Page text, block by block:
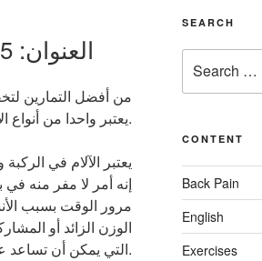
العنوان: 5 من أفضل التمارين لعلاج آلام الركبة
يعتبر واحدا من أنواع الآلام المزمنة الأكثر شيوعا بالنسبة للبالغين.
يعتبر الآلام في
إنه أمر لا مفر منه
مرور الوقت بسبب
الوزن الزائد أو
التي يمكن أن تساعد على التخفيف من الألم في الركبة بشكل مؤقت.
SEARCH
for:
CONTENT
Back Pain
English
Exercises